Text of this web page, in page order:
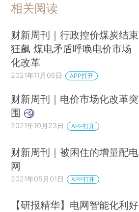
相关阅读
财新周刊｜行政控价煤炭结束
狂飙 煤电矛盾呼唤电价市场
化改革
2021年11月06日 APP打开
财新周刊｜电价市场化改革突
围
2021年10月23日 APP打开
财新周刊｜被困住的增量配电
网
2021年05月01日 APP打开
【研报精华】电网智能化利好